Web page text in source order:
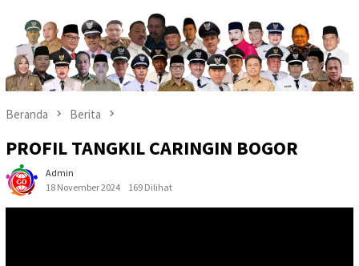
Beranda Berita
PROFIL TANGKIL CARINGIN BOGOR
Admin
18 November 2024
169 Dilihat